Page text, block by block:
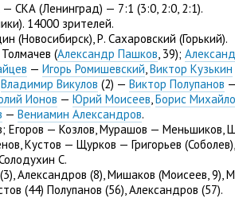
— СКА (Ленинград) — 7:1 (3:0, 2:0, 2:1).
14000 зрителей.
(Новосибирск), Р. Сахаровский (Горький).
(Александр Пашков, 39);
— Игорь Ромишевский, Виктор Кузькин
Владимир Викулов (2) — Виктор Полупанов
Ионов — Юрий Моисеев, Борис
— Вениамин Александров.
Егоров — Козлов, Мурашов — Меньшиков,
, Кустов — Щурков — Григорьев (
С.
(3), Александров (8), Мишаков (Моисеев, 9),
(44) Полупанов (56), Александров (57).